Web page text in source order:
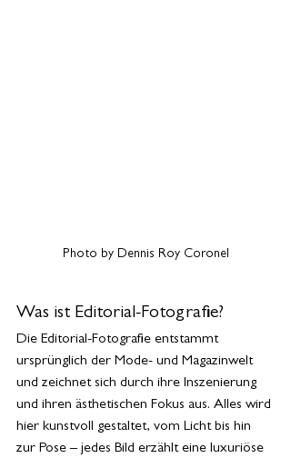
Photo by Dennis Roy Coronel
Was ist Editorial-Fotografie?
Die Editorial-Fotografie entstammt
ursprünglich der Mode- und Magazinwelt
und zeichnet sich durch ihre Inszenierung
und ihren ästhetischen Fokus aus. Alles wird
hier kunstvoll gestaltet, vom Licht bis hin
zur Pose – jedes Bild erzählt eine luxuriöse